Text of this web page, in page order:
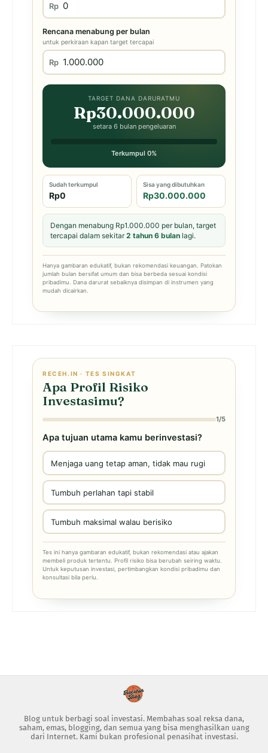
Rp
Rencana menabung per bulan
untuk perkiraan kapan target tercapai
Rp
TARGET DANA DARURATMU
Rp30.000.000
setara 6 bulan pengeluaran
Terkumpul 0%
Sudah terkumpul
Rp0
Sisa yang dibutuhkan
Rp30.000.000
Dengan menabung Rp1.000.000 per bulan, target
tercapai dalam sekitar2 tahun 6 bulan lagi.
Hanya gambaran edukatif, bukan rekomendasi keuangan. Patokan
jumlah bulan bersifat umum dan bisa berbeda sesuai kondisi
pribadimu. Dana darurat sebaiknya disimpan di instrumen yang
mudah dicairkan.
RECEH.IN · TES SINGKAT
Apa Profil Risiko
Investasimu?
1/5
Apa tujuan utama kamu berinvestasi?
Menjaga uang tetap aman, tidak mau rugi
Tumbuh perlahan tapi stabil
Tumbuh maksimal walau berisiko
Tes ini hanya gambaran edukatif, bukan rekomendasi atau ajakan
membeli produk tertentu. Profil risiko bisa berubah seiring waktu.
Untuk keputusan investasi, pertimbangkan kondisi pribadimu dan
konsultasi bila perlu.
Blog untuk berbagi soal investasi. Membahas soal reksa dana,
saham, emas, blogging, dan semua yang bisa menghasilkan uang
dari Internet. Kami bukan profesional penasihat investasi.